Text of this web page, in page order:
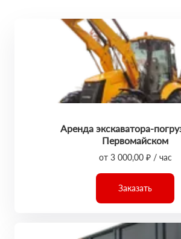
Аренда экскаватора-
Первомайском
от 3 000,00 ₽ / час
Заказать